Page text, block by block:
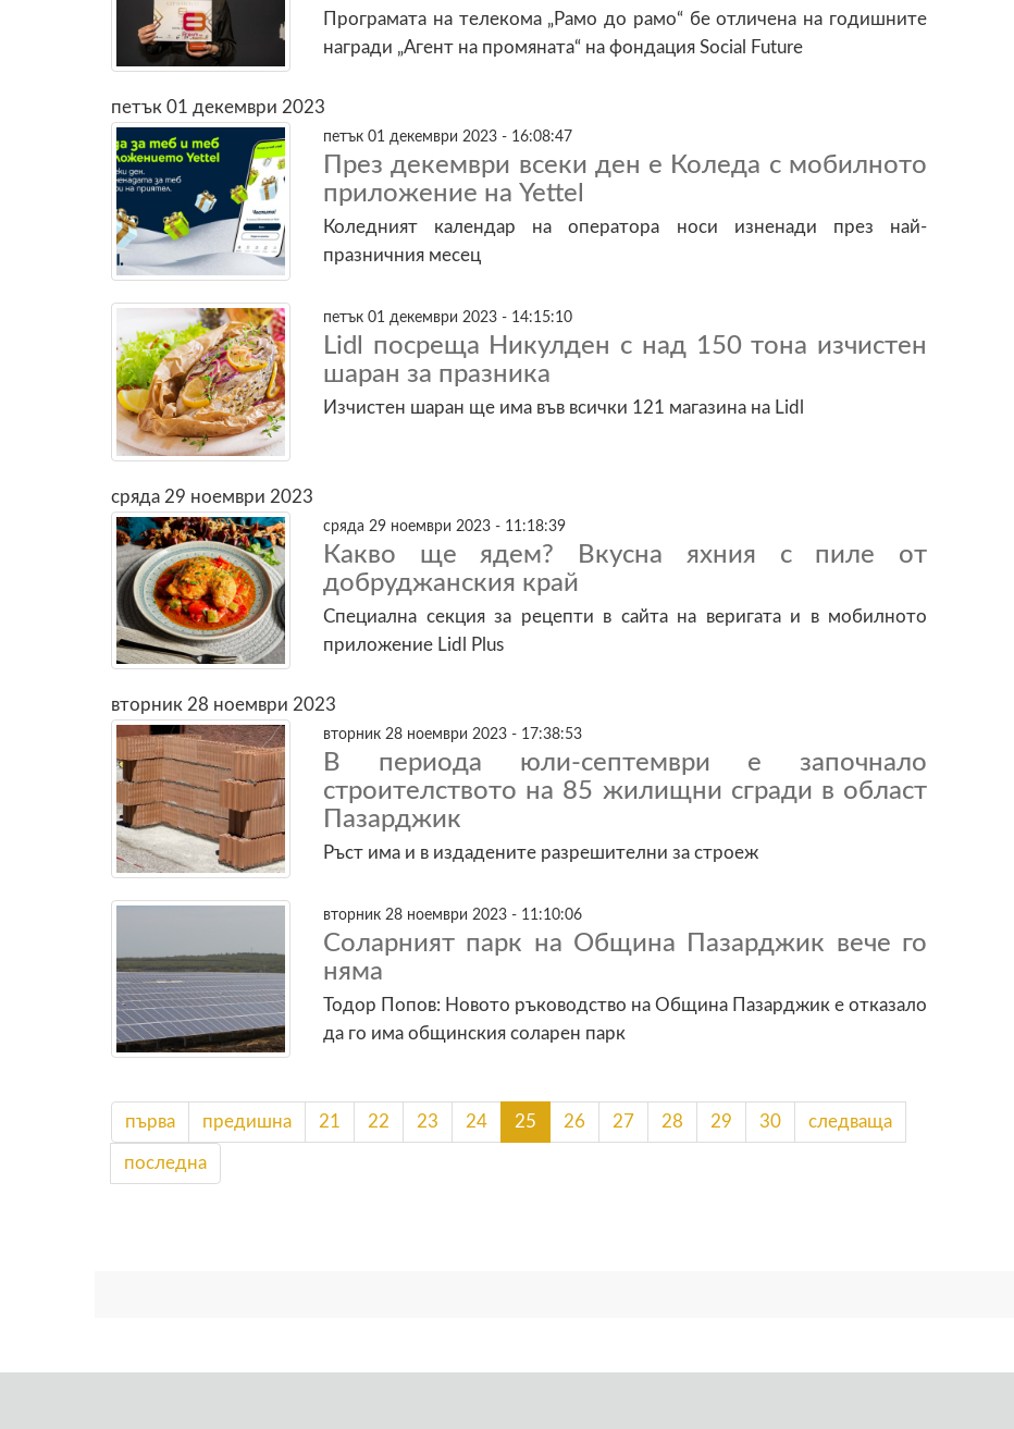
Програмата на телекома „Рамо до рамо“ бе отличена на годишните
награди „Агент на промяната“ на фондация Social Future
петък 01 декември 2023
петък 01 декември 2023 - 16:08:47
През декември всеки ден е Коледа с мобилното
приложение на Yettel
Коледният календар на оператора носи изненади през най-
празничния месец
петък 01 декември 2023 - 14:15:10
Lidl посреща Никулден с над 150 тона изчистен
шаран за празника
Изчистен шаран ще има във всички 121 магазина на Lidl
сряда 29 ноември 2023
сряда 29 ноември 2023 - 11:18:39
Какво ще ядем? Вкусна яхния с пиле от
добруджанския край
Специална секция за рецепти в сайта на веригата и в мобилното
приложение Lidl Plus
вторник 28 ноември 2023
вторник 28 ноември 2023 - 17:38:53
В периода юли-септември е започнало
строителството на 85 жилищни сгради в област
Пазарджик
Ръст има и в издадените разрешителни за строеж
вторник 28 ноември 2023 - 11:10:06
Соларният парк на Община Пазарджик вече го
няма
Тодор Попов: Новото ръководство на Община Пазарджик е отказало
да го има общинския соларен парк
първа предишна 21 22 23 24 25 26 27 28 29 30 следваща
последна